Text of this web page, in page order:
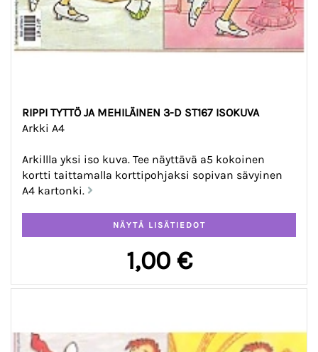
RIPPI TYTTÖ JA MEHILÄINEN 3-D ST167 ISOKUVA
Arkki A4
Arkillla yksi iso kuva. Tee näyttävä a5 kokoinen
kortti taittamalla korttipohjaksi sopivan sävyinen
A4 kartonki.
1,00 €